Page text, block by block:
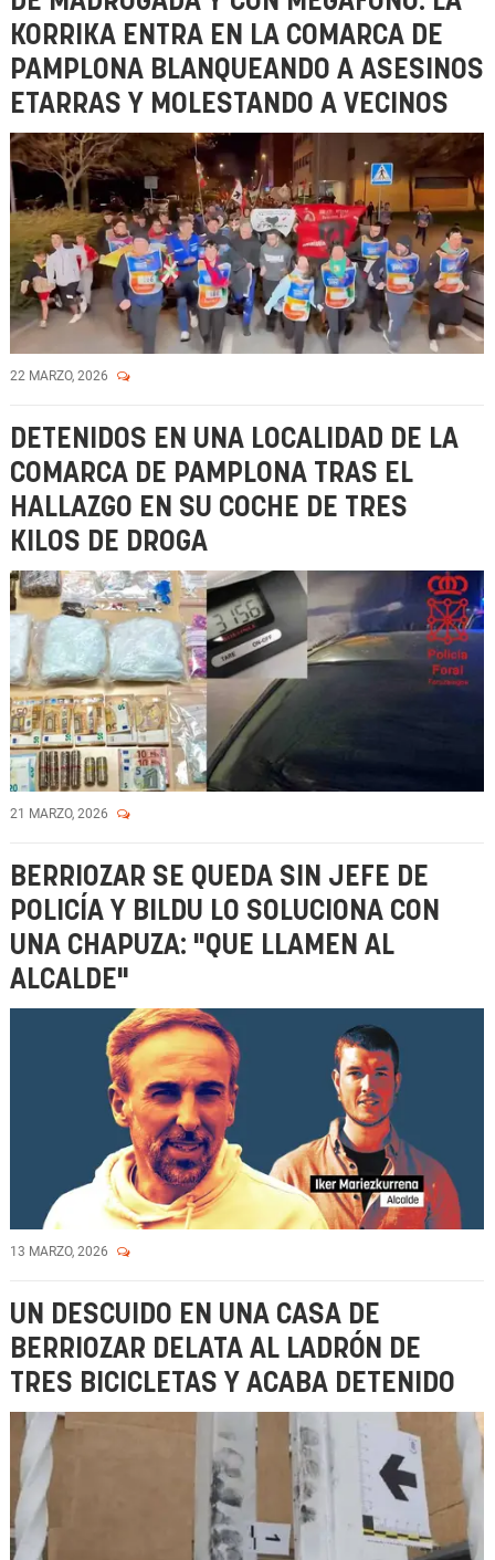
KORRIKA ENTRA EN LA COMARCA DE
PAMPLONA BLANQUEANDO A ASESINOS
ETARRAS Y MOLESTANDO A VECINOS
22 MARZO, 2026
DETENIDOS EN UNA LOCALIDAD DE LA
COMARCA DE PAMPLONA TRAS EL
HALLAZGO EN SU COCHE DE TRES
KILOS DE DROGA
21 MARZO, 2026
BERRIOZAR SE QUEDA SIN JEFE DE
POLICÍA Y BILDU LO SOLUCIONA CON
UNA CHAPUZA: "QUE LLAMEN AL
ALCALDE"
13 MARZO, 2026
UN DESCUIDO EN UNA CASA DE
BERRIOZAR DELATA AL LADRÓN DE
TRES BICICLETAS Y ACABA DETENIDO